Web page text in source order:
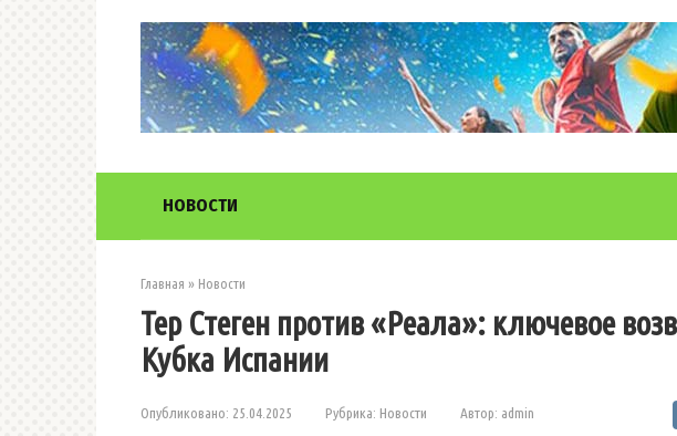
НОВОСТИ
Главная » Новости
Тер Стеген против «Реала»: ключевое
Кубка Испании
Опубликовано: 25.04.2025 Рубрика: Новости Автор: admin